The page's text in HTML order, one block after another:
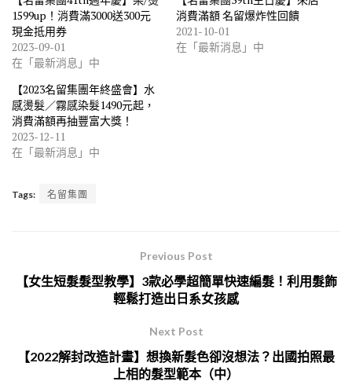
1599up！消費滿3000送300元
現金抵用券
2023-09-01
在「最新消息」中
消費滿額 名留爆炸性回饋
2021-10-01
在「最新消息」中
【2023名留集團年終盛會】水
感燙髮／霧感染髮1490元起，
消費滿額再抽豐富大獎！
2023-12-11
在「最新消息」中
Tags: 名留集團
Previous Post
【女生短髮髮型教學】3款必學超簡單快速編髮！利用髮飾
輕鬆打造出日系女孩感
Next Post
【2022解封改造計畫】想換新髮色卻沒想法？出國拍照最
上相的髮型範本（中）